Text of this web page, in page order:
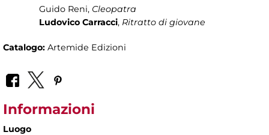
Guido Reni, Cleopatra
Ludovico Carracci, Ritratto di giovane
Catalogo: Artemide Edizioni
Informazioni
Luogo